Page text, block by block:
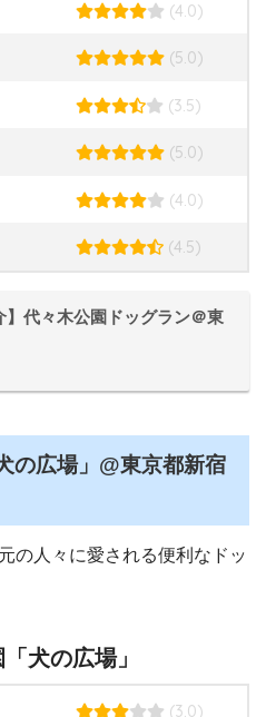
(4.0)
(5.0)
(3.5)
(5.0)
(4.0)
(4.5)
】代々木公園ドッグラン＠東
の広場」@東京都新宿
の人々に愛される便利なドッ
犬の広場」
(3.0)